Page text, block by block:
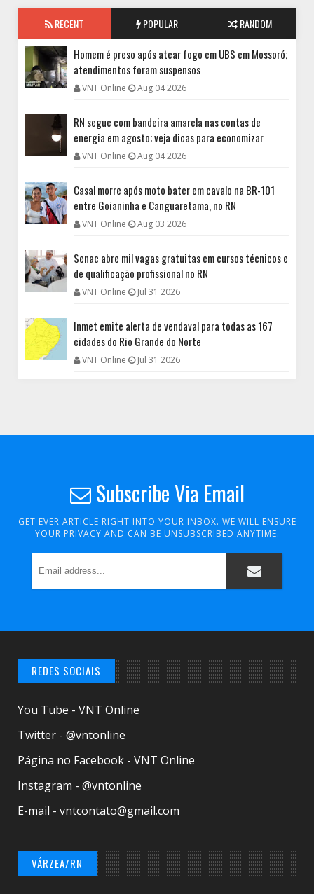
RECENT POPULAR RANDOM
Homem é preso após atear fogo em UBS em Mossoró;
atendimentos foram suspensos
VNT Online Aug 04 2026
RN segue com bandeira amarela nas contas de
energia em agosto; veja dicas para economizar
VNT Online Aug 04 2026
Casal morre após moto bater em cavalo na BR-101
entre Goianinha e Canguaretama, no RN
VNT Online Aug 03 2026
Senac abre mil vagas gratuitas em cursos técnicos e
de qualificação profissional no RN
VNT Online Jul 31 2026
Inmet emite alerta de vendaval para todas as 167
cidades do Rio Grande do Norte
VNT Online Jul 31 2026
Subscribe Via Email
GET EVER ARTICLE RIGHT INTO YOUR INBOX. WE WILL ENSURE
YOUR PRIVACY AND CAN BE UNSUBSCRIBED ANYTIME.
REDES SOCIAIS
You Tube - VNT Online
Twitter - @vntonline
Página no Facebook - VNT Online
Instagram - @vntonline
E-mail - vntcontato@gmail.com
VÁRZEA/RN